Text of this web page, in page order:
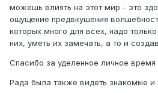
можешь влиять на этот мир - это
ощущение предвкушения
которых много для всех, надо
них, уметь их замечать, а то и
Спасибо за уделенное личное
Рада была также видеть знакомые и